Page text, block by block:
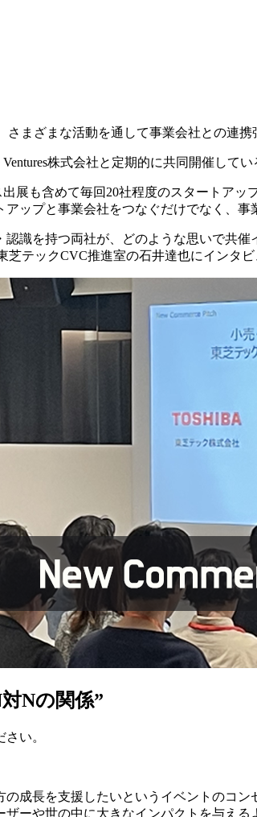
まざまな活動を通して事業会社との連
株式会社と定期的に共同開催してい
展も含めて毎回20社程度のスタートア
ップと事業会社をつなぐだけでなく、
識を持つ両社が、どのような思いで共
芝テックCVC推進室の石井達也にインタ
Nの関係”
い。
成長を支援したいというイベントのコ
ーや世の中に大きなインパクトを与え